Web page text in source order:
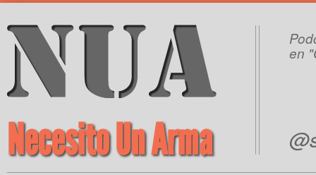
Necesito Un Arma
en